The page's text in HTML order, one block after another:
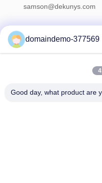
samson@dekunys.com
Наш бюллетень
получения скидок и прочего.
domaindemo-377569
Good day, what product are